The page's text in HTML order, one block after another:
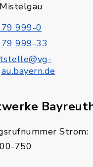
999-0
999-33
Strom:
750